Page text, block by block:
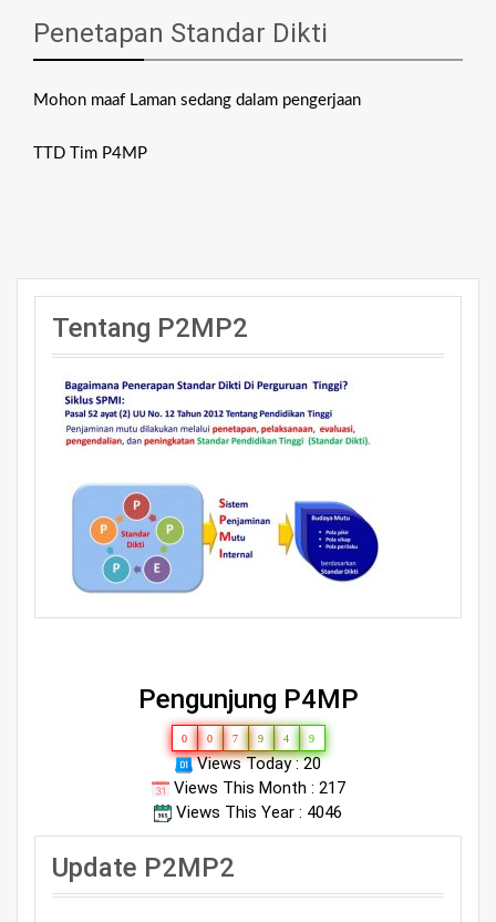
Penetapan Standar Dikti
Mohon maaf Laman sedang dalam pengerjaan
TTD Tim P4MP
Tentang P2MP2
Pengunjung P4MP
0 0 7 9 4 9
Views Today : 20
Views This Month : 217
Views This Year : 4046
Update P2MP2